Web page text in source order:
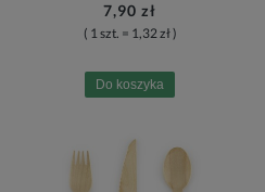
7,90 zł
( 1 szt. = 1,32 zł )
Do koszyka